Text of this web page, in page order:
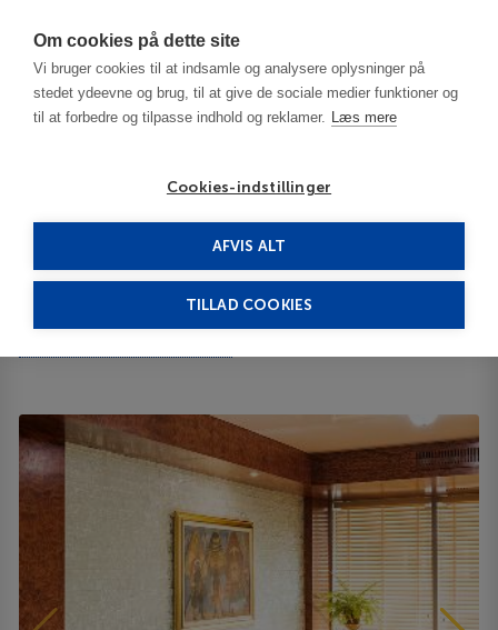
Om cookies på dette site
Vi bruger cookies til at indsamle og analysere oplysninger på
stedet ydeevne og brug, til at give de sociale medier funktioner og
til at forbedre og tilpasse indhold og reklamer. Læs mere
Cookies-indstillinger
AFVIS ALT
TILLAD COOKIES
Anel 5*****